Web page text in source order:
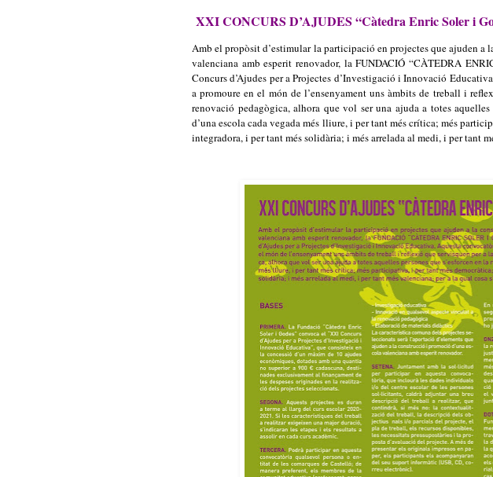
XXI CONCURS D’AJUDES “Càtedra Enric Soler i
Amb el propòsit d’estimular la participació en projectes que ajuden a
valenciana amb esperit renovador, la FUNDACIÓ “CÀTEDRA
Concurs d’Ajudes per a Projectes d’Investigació i Innovació
a promoure en el món de l’ensenyament uns àmbits de treball i
renovació pedagògica, alhora que vol ser una ajuda a totes aquelles
d’una escola cada vegada més lliure, i per tant més crítica; més
integradora, i per tant més solidària; i més arrelada al medi, i per tant